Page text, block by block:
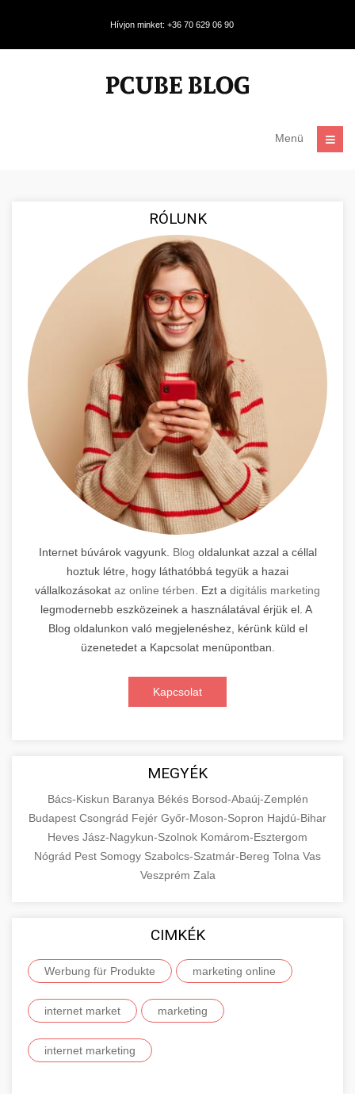
Hívjon minket: +36 70 629 06 90
Menü
RÓLUNK
Internet búvárok vagyunk. Blog oldalunkat azzal a céllal
hoztuk létre, hogy láthatóbbá tegyük a hazai
vállalkozásokat az online térben . Ezt a digitális marketing
legmodernebb eszközeinek a használatával érjük el. A
Blog oldalunkon való megjelenéshez, kérünk küld el
üzenetedet a Kapcsolat menüpontban.
Kapcsolat
MEGYÉK
Bács-Kiskun Baranya Békés Borsod-Abaúj-Zemplén
Budapest Csongrád Fejér Győr-Moson-Sopron Hajdú-Bihar
Heves Jász-Nagykun-Szolnok Komárom-Esztergom
Nógrád Pest Somogy Szabolcs-Szatmár-Bereg Tolna Vas
Veszprém Zala
CIMKÉK
Werbung für Produkte marketing online
internet market marketing
internet marketing